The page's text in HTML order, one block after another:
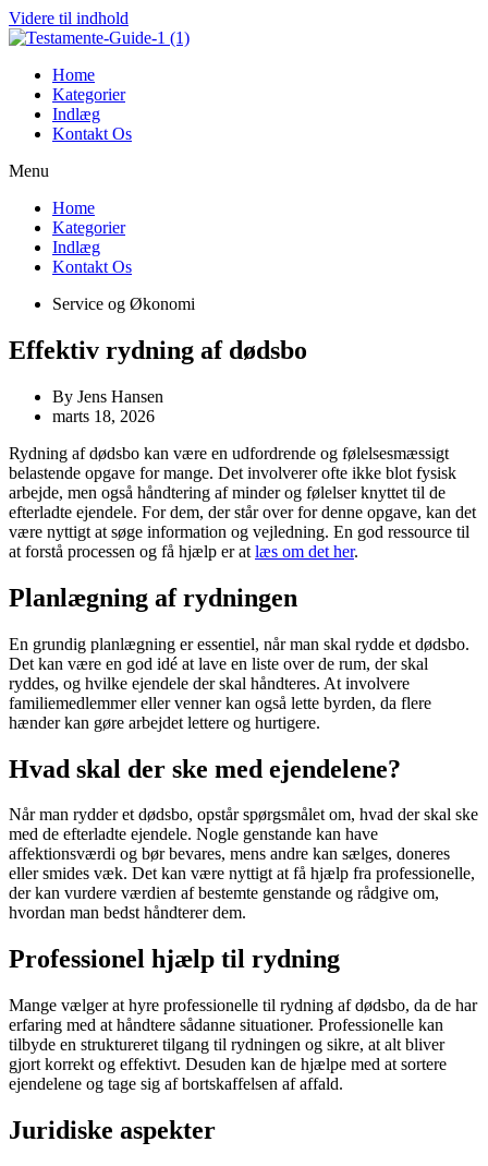
Videre til indhold
Home
Kategorier
Indlæg
Kontakt Os
Menu
Home
Kategorier
Indlæg
Kontakt Os
Service og Økonomi
Effektiv rydning af dødsbo
By Jens Hansen
marts 18, 2026
Rydning af dødsbo kan være en udfordrende og følelsesmæssigt
belastende opgave for mange. Det involverer ofte ikke blot fysisk
arbejde, men også håndtering af minder og følelser knyttet til de
efterladte ejendele. For dem, der står over for denne opgave, kan det
være nyttigt at søge information og vejledning. En god ressource til
at forstå processen og få hjælp er at læs om det her.
Planlægning af rydningen
En grundig planlægning er essentiel, når man skal rydde et dødsbo.
Det kan være en god idé at lave en liste over de rum, der skal
ryddes, og hvilke ejendele der skal håndteres. At involvere
familiemedlemmer eller venner kan også lette byrden, da flere
hænder kan gøre arbejdet lettere og hurtigere.
Hvad skal der ske med ejendelene?
Når man rydder et dødsbo, opstår spørgsmålet om, hvad der skal ske
med de efterladte ejendele. Nogle genstande kan have
affektionsværdi og bør bevares, mens andre kan sælges, doneres
eller smides væk. Det kan være nyttigt at få hjælp fra professionelle,
der kan vurdere værdien af bestemte genstande og rådgive om,
hvordan man bedst håndterer dem.
Professionel hjælp til rydning
Mange vælger at hyre professionelle til rydning af dødsbo, da de har
erfaring med at håndtere sådanne situationer. Professionelle kan
tilbyde en struktureret tilgang til rydningen og sikre, at alt bliver
gjort korrekt og effektivt. Desuden kan de hjælpe med at sortere
ejendelene og tage sig af bortskaffelsen af affald.
Juridiske aspekter